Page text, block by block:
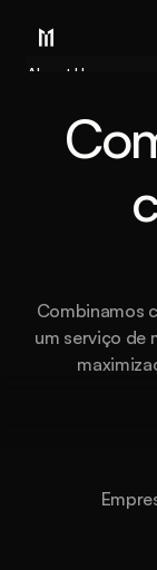
About Us
Services
Combinamos
um serviço de